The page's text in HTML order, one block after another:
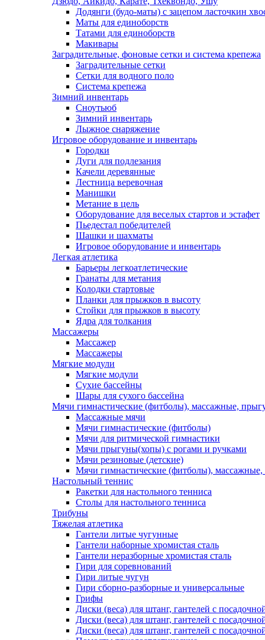
Додянги (будо-маты) с зацепом ласточкин
Маты для единоборств
Татами для единоборств
Макивары
Заградительные, фоновые сетки и система крепежа
Заградительные сетки
Сетки для водного поло
Система крепежа
Зимний инвентарь
Сноутьюб
Зимний инвентарь
Лыжное снаряжение
Игровое оборудование и инвентарь
Городки
Дуги для подлезания
Качели деревянные
Лестница веревочная
Манишки
Метание в цель
Оборудование для веселых стартов и эстафет
Пьедестал победителей
Шашки и шахматы
Игровое оборудование и инвентарь
Легкая атлетика
Барьеры легкоатлетические
Гранаты для метания
Колодки стартовые
Планки для прыжков в высоту
Стойки для прыжков в высоту
Ядра для толкания
Массажеры
Массажер
Массажеры
Мягкие модули
Мягкие модули
Сухие бассейны
Шары для сухого бассейна
Мячи гимнастические (фитболы), массажные,
Массажные мячи
Мячи гимнастические (фитболы)
Мячи для ритмической гимнастики
Мячи прыгуны(хопы) с рогами и ручками
Мячи резиновые (детские)
Мячи гимнастические (фитболы),
Настольный теннис
Ракетки для настольного тенниса
Столы для настольного тенниса
Трибуны
Тяжелая атлетика
Гантели литые чугунные
Гантели наборные хромистая сталь
Гантели неразборные хромистая сталь
Гири для соревнований
Гири литые чугун
Гири сборно-разборные и универсальные
Грифы
Диски (веса) для штанг, гантелей с
Диски (веса) для штанг, гантелей с
Диски (веса) для штанг, гантелей с